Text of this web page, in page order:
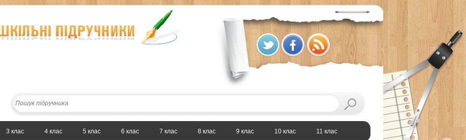
3 клас 4 клас 5 клас 6 клас 7 клас 8 клас 9 клас 10 клас 11 клас